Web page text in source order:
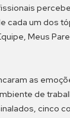
cada um dos
Meus
as
de
cinco